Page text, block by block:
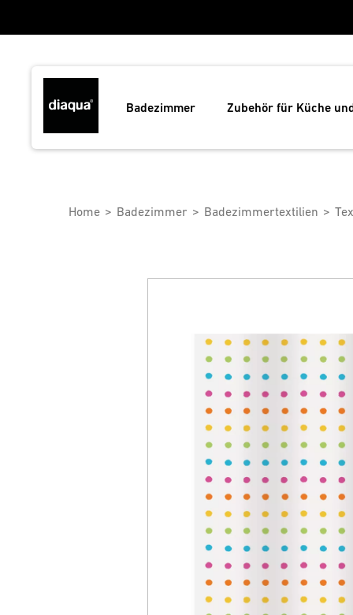
Badezimmer Zubehör für Küche
Home Badezimmer Badezimmertextilien